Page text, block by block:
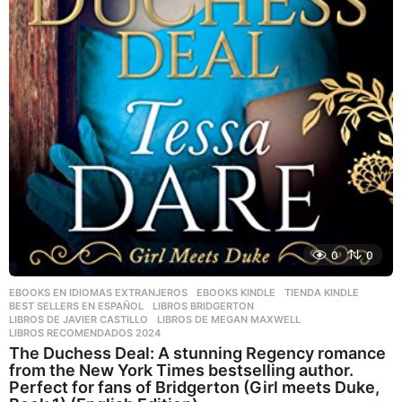
0 0
EBOOKS EN IDIOMAS EXTRANJEROS ,EBOOKS KINDLE ,TIENDA KINDLE
BEST SELLERS EN ESPAÑOL
,LIBROS BRIDGERTON
LIBROS DE JAVIER CASTILLO
,LIBROS DE MEGAN MAXWELL
LIBROS RECOMENDADOS 2024
The Duchess Deal: A stunning Regency romance
from the New York Times bestselling author.
Perfect for fans of Bridgerton (Girl meets Duke,